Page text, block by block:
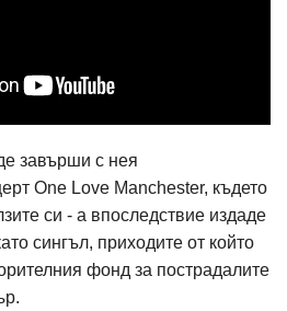
завърши с нея
One Love Manchester, където
си - а впоследствие издаде
сингъл, приходите от който
фонд за пострадалите